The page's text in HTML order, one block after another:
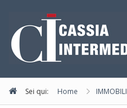
Sei qui: Home IMMOBILI